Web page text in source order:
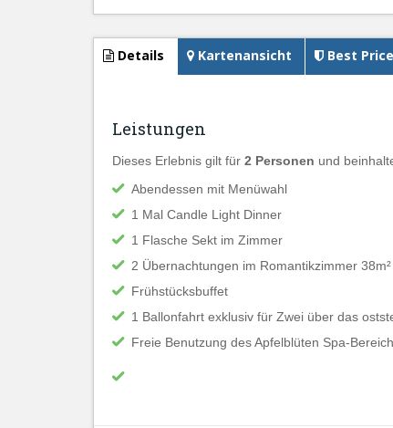
Details Kartenansicht Best
Leistungen
Dieses Erlebnis gilt für 2 Personen und
Abendessen mit Menüwahl
1 Mal Candle Light Dinner
1 Flasche Sekt im Zimmer
2 Übernachtungen im Romantikzimmer
Frühstücksbuffet
1 Ballonfahrt exklusiv für Zwei über das
Freie Benutzung des Apfelblüten Spa-